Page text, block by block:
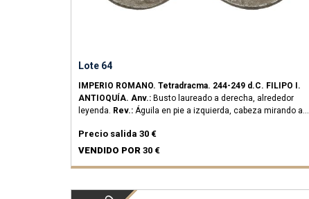
Lote 64
IMPERIO ROMANO. Tetradracma. 244-249 d.C. FILIPO I.
ANTIOQUÍA. Anv.: Busto laureado a derecha, alrededor
leyenda. Rev.: Águila en pie a izquierda, cabeza mirando a
grs.Ve. (Oxidaciones).
Precio salida 30 €
VENDIDO POR 30 €